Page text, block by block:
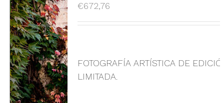
€672,76
FOTOGRAFÍA ARTÍSTICA DE
LIMITADA.